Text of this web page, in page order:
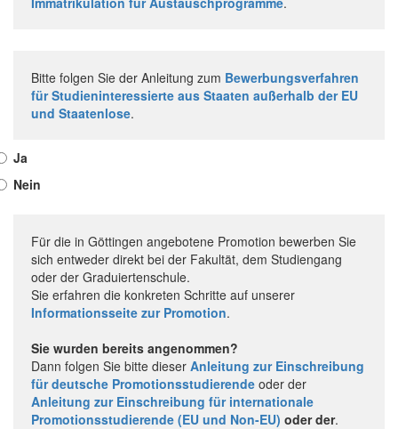
Bitte folgen Sie der Anleitung zum Bewerbungsverfahren
für Studieninteressierte aus Staaten außerhalb der EU
und Staatenlose.
Ja
Nein
Für die in Göttingen angebotene Promotion bewerben Sie
sich entweder direkt bei der Fakultät, dem Studiengang
oder der Graduiertenschule.
Sie erfahren die konkreten Schritte auf unserer
Informationsseite zur Promotion.
Sie wurden bereits angenommen?
Dann folgen Sie bitte dieser Anleitung zur Einschreibung
für deutsche Promotionsstudierende oder der
Anleitung zur Einschreibung für internationale
Promotionsstudierende (EU und Non-EU) oder der.